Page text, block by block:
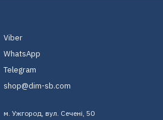
Viber
WhatsApp
Telegram
shop@dim-sb.com
м. Ужгород, вул. Сечені, 50